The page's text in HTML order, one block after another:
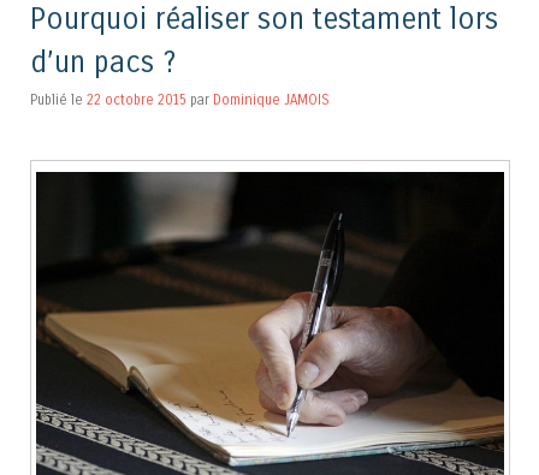
Pourquoi réaliser son testament lors
d’un pacs ?
Publié le 22 octobre 2015 par Dominique JAMOIS